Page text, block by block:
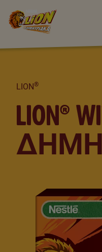
LION®
LION®